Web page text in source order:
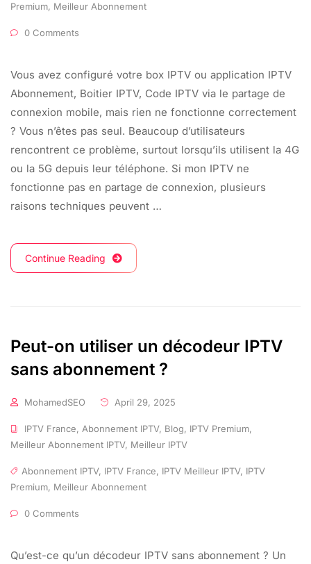
Premium, Meilleur Abonnement
0 Comments
Vous avez configuré votre box IPTV ou application IPTV
Abonnement, Boitier IPTV, Code IPTV via le partage de
connexion mobile, mais rien ne fonctionne correctement
? Vous n’êtes pas seul. Beaucoup d’utilisateurs
rencontrent ce problème, surtout lorsqu’ils utilisent la 4G
ou la 5G depuis leur téléphone. Si mon IPTV ne
fonctionne pas en partage de connexion, plusieurs
raisons techniques peuvent …
Continue Reading
Peut-on utiliser un décodeur IPTV
sans abonnement ?
MohamedSEO April 29, 2025
IPTV France, Abonnement IPTV, Blog, IPTV Premium,
Meilleur Abonnement IPTV, Meilleur IPTV
Abonnement IPTV, IPTV France, IPTV Meilleur IPTV, IPTV
Premium, Meilleur Abonnement
0 Comments
Qu’est-ce qu’un décodeur IPTV sans abonnement ? Un